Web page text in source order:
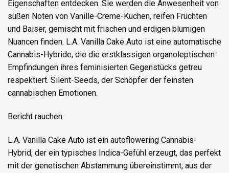
Eigenschaften entdecken. Sie werden die Anwesenheit von
süßen Noten von Vanille-Creme-Kuchen, reifen Früchten
und Baiser, gemischt mit frischen und erdigen blumigen
Nuancen finden. L.A. Vanilla Cake Auto ist eine automatische
Cannabis-Hybride, die die erstklassigen organoleptischen
Empfindungen ihres feminisierten Gegenstücks getreu
respektiert. Silent-Seeds, der Schöpfer der feinsten
cannabischen Emotionen.
Bericht rauchen
L.A. Vanilla Cake Auto ist ein autoflowering Cannabis-
Hybrid, der ein typisches Indica-Gefühl erzeugt, das perfekt
mit der genetischen Abstammung übereinstimmt, aus der